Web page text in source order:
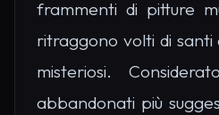
frammenti di pitture
ritraggono volti di santi
misteriosi.
abbandonati più